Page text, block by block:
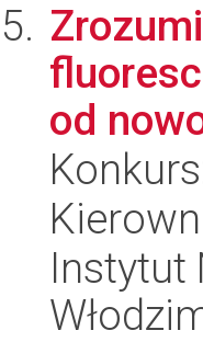
od
Instytut